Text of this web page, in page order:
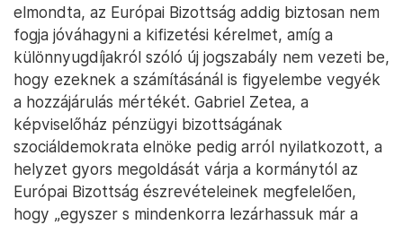
elmondta, az Európai Bizottság addig biztosan nem
fogja jóváhagyni a kifizetési kérelmet, amíg a
különnyugdíjakról szóló új jogszabály nem vezeti be,
hogy ezeknek a számításánál is figyelembe vegyék
a hozzájárulás mértékét. Gabriel Zetea, a
képviselőház pénzügyi bizottságának
szociáldemokrata elnöke pedig arról nyilatkozott, a
helyzet gyors megoldását várja a kormánytól az
Európai Bizottság észrevételeinek megfelelően,
hogy „egyszer s mindenkorra lezárhassuk már a